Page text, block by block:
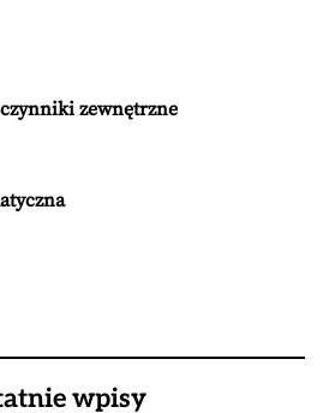
zewnętrzne
wpisy